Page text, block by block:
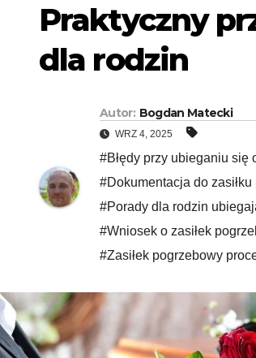
Praktyczny
dla rodzin
Autor: Bogdan Matecki
WRZ 4, 2025
#Błędy przy ubieganiu się
#Dokumentacja do
#Porady dla rodzin
#Wniosek o zasiłek
#Zasiłek pogrzebowy